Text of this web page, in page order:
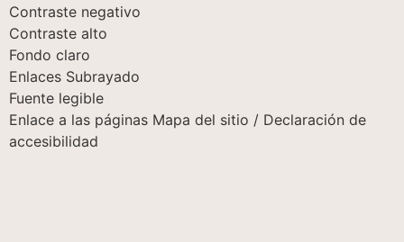
Contraste negativo
Contraste alto
Fondo claro
Enlaces Subrayado
Fuente legible
Enlace a las páginas Mapa del sitio / Declaración de
accesibilidad